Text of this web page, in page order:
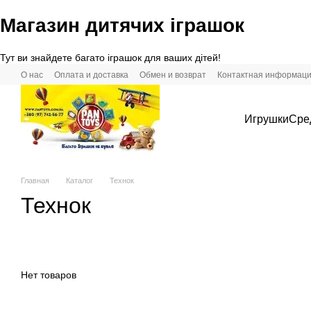
Перейти к основному контенту
Магазин дитячих іграшок
Тут ви знайдете багато іграшок для ваших дітей!
О нас Оплата и доставка Обмен и возврат Контактная
Игрушки
Главная Каталог Технок
Технок
Нет товаров